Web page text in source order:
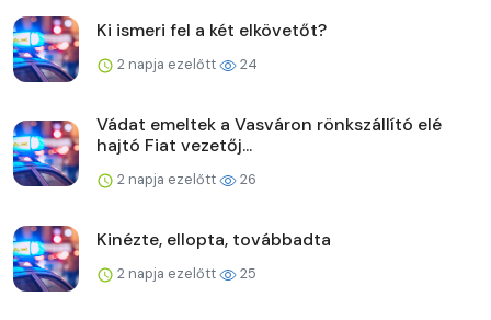
Ki ismeri fel a két elkövetőt?
2 napja ezelőtt 24
Vádat emeltek a Vasváron rönkszállító elé
hajtó Fiat vezetőj...
2 napja ezelőtt 26
Kinézte, ellopta, továbbadta
2 napja ezelőtt 25